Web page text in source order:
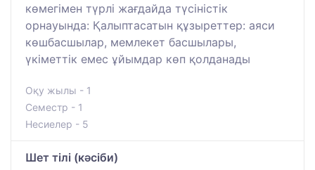
көмегімен түрлі жағдайда түсіністік
орнауында: Қалыптасатын құзыреттер: аяси
көшбасшылар, мемлекет басшылары,
үкіметтік емес ұйымдар көп қолданады
Оқу жылы - 1
Семестр - 1
Несиелер - 5
Шет тілі (кәсіби)